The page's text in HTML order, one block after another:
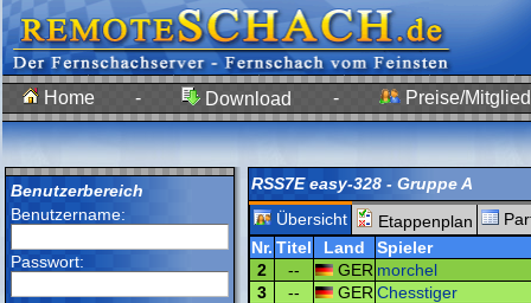
Home - Download - Preise/
Benutzerbereich
Benutzername:
Passwort:
RSS7E easy-328 - Gruppe A
Übersicht
Etappenplan
Nr. Titel Land
Spieler
2
-- GER morchel
3
-- GER Chesstiger